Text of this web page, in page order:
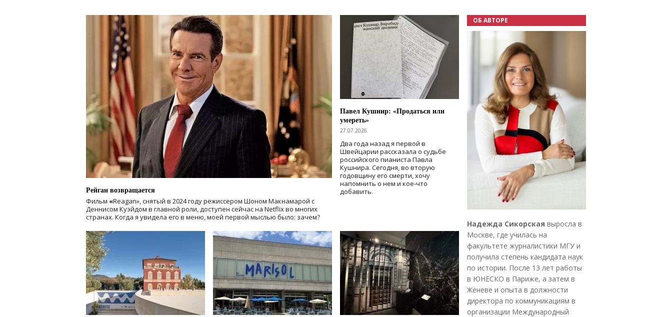
Рейган возвращается
Фильм «Reagan», снятый в 2024 годурежиссером Шоном Макнамарой с
Деннисом Куэйдом в главной роли, доступен сейчас на Netflix во многих
странах. Когда я увидела его в меню, моей первой мыслью было: зачем?
Павел Кушнир: «Продаться или
умереть»
27.07.2026
Два года назад я первой в
Швейцарии рассказала о судьбе
российского пианиста Павла
Кушнира. Сегодня, во вторую
годовщину его смерти, хочу
напомнить о нем и кое-что
добавить.
ОБ АВТОРЕ
Надежда Сикорская выросла в
Москве, где училась на
факультете журналистики МГУ и
получила степень кандидата наук
по истории. После 13 лет работы
в ЮНЕСКО в Париже, а затем в
Женеве и опыта в должности
директора по коммуникациям в
организации Международный